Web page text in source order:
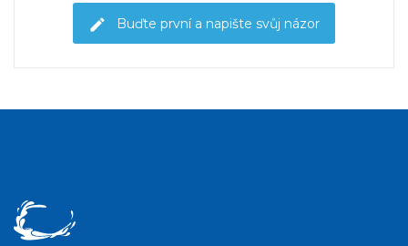
Buďte první a napište svůj názor